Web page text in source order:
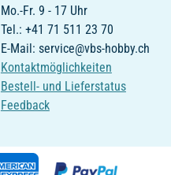
Mo.-Fr. 9 - 17 Uhr
Tel.: +41 71 511 23 70
E-Mail: service@vbs-hobby.ch
Kontaktmöglichkeiten
Bestell- und Lieferstatus
Feedback